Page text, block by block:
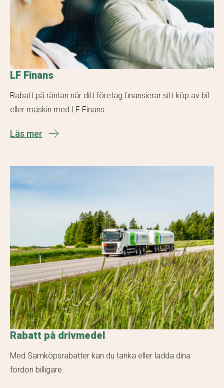
LF Finans
Rabatt på räntan när ditt företag finansierar sitt köp av bil
eller maskin med LF Finans
Läs mer
Rabatt på drivmedel
Med Samköpsrabatter kan du tanka eller ladda dina
fordon billigare.